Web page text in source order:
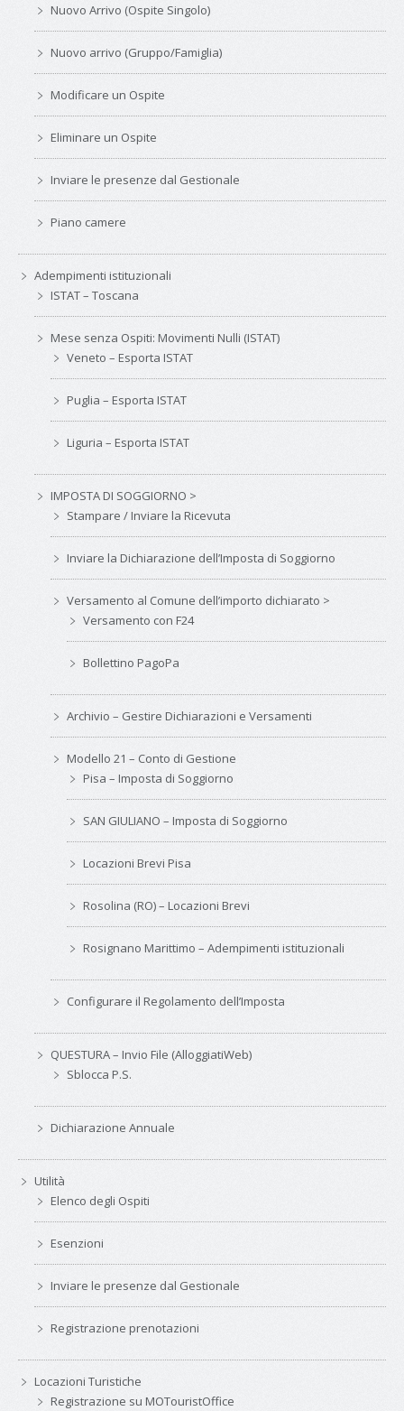
Nuovo Arrivo (Ospite Singolo)
Nuovo arrivo (Gruppo/Famiglia)
Modificare un Ospite
Eliminare un Ospite
Inviare le presenze dal Gestionale
Piano camere
Adempimenti istituzionali
ISTAT – Toscana
Mese senza Ospiti: Movimenti Nulli (ISTAT)
Veneto – Esporta ISTAT
Puglia – Esporta ISTAT
Liguria – Esporta ISTAT
IMPOSTA DI SOGGIORNO >
Stampare / Inviare la Ricevuta
Inviare la Dichiarazione dell’Imposta di Soggiorno
Versamento al Comune dell’importo dichiarato >
Versamento con F24
Bollettino PagoPa
Archivio – Gestire Dichiarazioni e Versamenti
Modello 21 – Conto di Gestione
Pisa – Imposta di Soggiorno
SAN GIULIANO – Imposta di Soggiorno
Locazioni Brevi Pisa
Rosolina (RO) – Locazioni Brevi
Rosignano Marittimo – Adempimenti istituzionali
Configurare il Regolamento dell’Imposta
QUESTURA – Invio File (AlloggiatiWeb)
Sblocca P.S.
Dichiarazione Annuale
Utilità
Elenco degli Ospiti
Esenzioni
Inviare le presenze dal Gestionale
Registrazione prenotazioni
Locazioni Turistiche
Registrazione su MOTouristOffice